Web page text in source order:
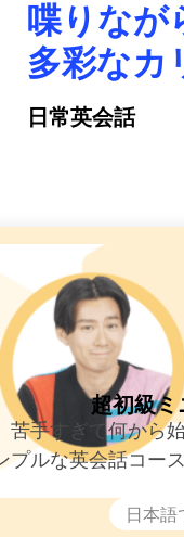
喋りなが
多彩なカ
日常英会話
超初級ミ
苦手すぎて何から
ルな英会話コース
日本語